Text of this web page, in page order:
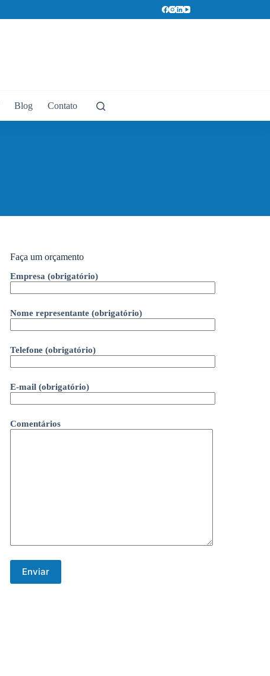
Blog Contato
Faça um orçamento
Empresa (obrigatório)
Nome representante (obrigatório)
Telefone (obrigatório)
E-mail (obrigatório)
Comentários